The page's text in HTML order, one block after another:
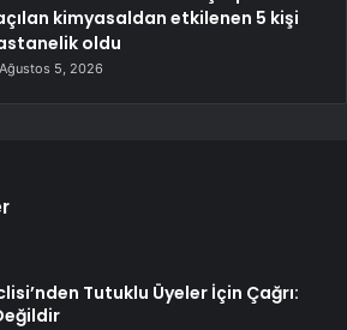
kimyasaldan etkilenen 5 kişi
oldu
Ağustos 5, 2026
Tutuklu Üyeler İçin Çağrı: